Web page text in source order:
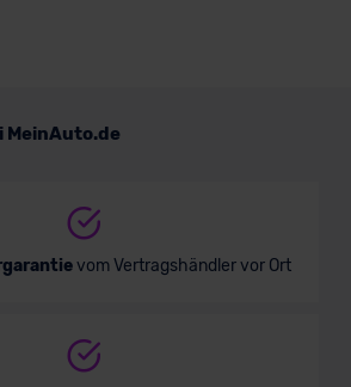
MeinAuto.de
vom Vertragshändler vor Ort